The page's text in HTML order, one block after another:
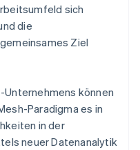
sich
die
Ziel
können
Paradigma es in
in der
neuer Datenanalytik